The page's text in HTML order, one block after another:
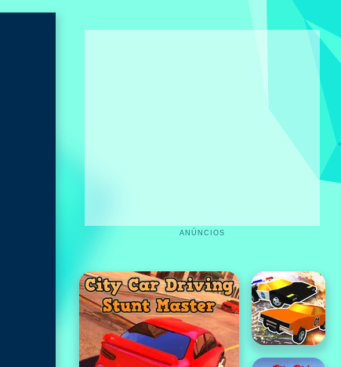
ANÚNCIOS